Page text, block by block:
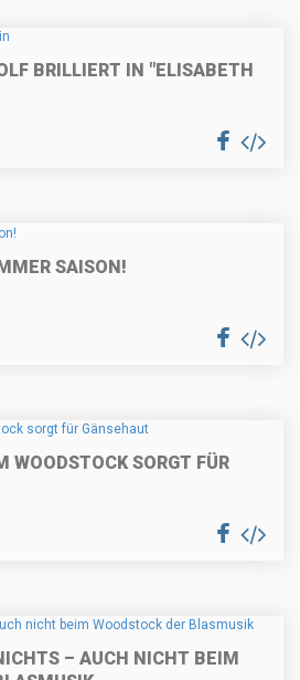
BRILLIERT IN "ELISABETH
SAISON!
WOODSTOCK SORGT FÜR
– AUCH NICHT BEIM